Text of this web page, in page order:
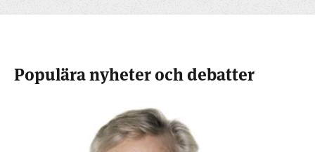
Populära nyheter och debatter